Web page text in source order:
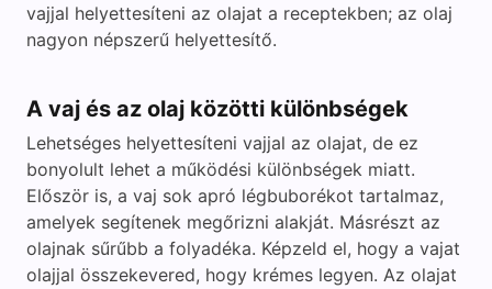
vajjal helyettesíteni az olajat a receptekben; az olaj
nagyon népszerű helyettesítő.
A vaj és az olaj közötti különbségek
Lehetséges helyettesíteni vajjal az olajat, de ez
bonyolult lehet a működési különbségek miatt.
Először is, a vaj sok apró légbuborékot tartalmaz,
amelyek segítenek megőrizni alakját. Másrészt az
olajnak sűrűbb a folyadéka. Képzeld el, hogy a vajat
olajjal összekevered, hogy krémes legyen. Az olajat